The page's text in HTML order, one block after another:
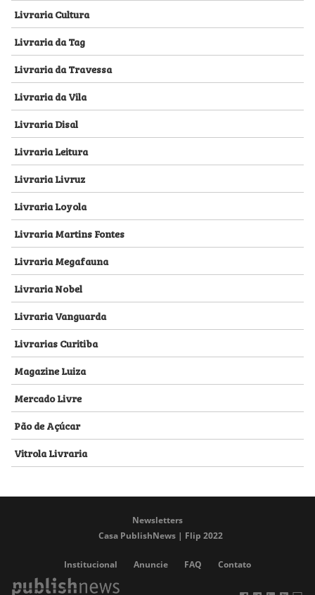
Livraria Cultura
Livraria da Tag
Livraria da Travessa
Livraria da Vila
Livraria Disal
Livraria Leitura
Livraria Livruz
Livraria Loyola
Livraria Martins Fontes
Livraria Megafauna
Livraria Nobel
Livraria Vanguarda
Livrarias Curitiba
Magazine Luiza
Mercado Livre
Pão de Açúcar
Vitrola Livraria
Newsletters
Casa PublishNews | Flip 2022
Institucional Anuncie FAQ Contato